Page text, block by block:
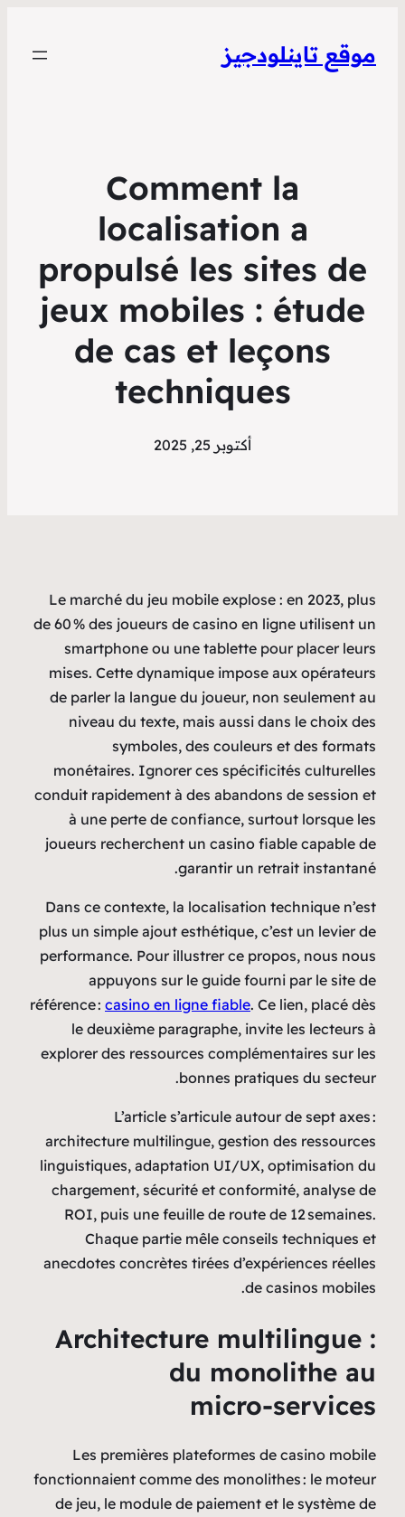
propulsé
jeux
de cas
Le marché du jeu
de 60 % des joueurs de
smartphone ou une
mises. Cette
de parler la langue du
niveau du texte, mais
symboles, des
monétaires. Ignorer
conduit rapidement à des
à une perte de
joueurs recherchent un
Dans ce contexte, la
plus un simple ajout
performance. Pour
appuyons sur le
référence :casino en ligne
le deuxième
explorer des ressources
L’article
architecture multilingue,
linguistiques, adaptation
chargement, sécurité
ROI, puis une feuille
Chaque partie
anecdotes concrètes
du
Les premières
fonctionnaient comme
de jeu, le module de